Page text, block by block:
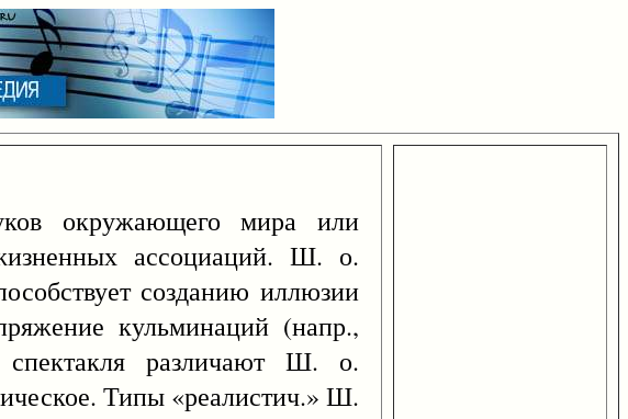
окружающего мира или
ассоциаций. Ш. о.
созданию иллюзии
кульминаций (напр.,
различают Ш. о.
Типы «реалистич.» Ш.